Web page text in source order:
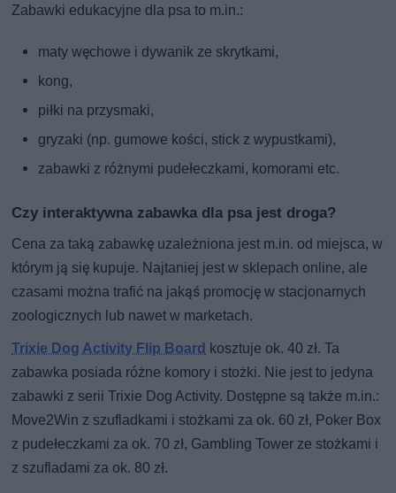
Zabawki edukacyjne dla psa to m.in.:
maty węchowe i dywanik ze skrytkami,
kong,
piłki na przysmaki,
gryzaki (np. gumowe kości, stick z wypustkami),
zabawki z różnymi pudełeczkami, komorami etc.
Czy interaktywna zabawka dla psa jest droga?
Cena za taką zabawkę uzależniona jest m.in. od miejsca, w
którym ją się kupuje. Najtaniej jest w sklepach online, ale
czasami można trafić na jakąś promocję w stacjonarnych
zoologicznych lub nawet w marketach.
Trixie Dog Activity Flip Board kosztuje ok. 40 zł. Ta
zabawka posiada różne komory i stożki. Nie jest to jedyna
zabawki z serii Trixie Dog Activity. Dostępne są także m.in.:
Move2Win z szufladkami i stożkami za ok. 60 zł, Poker Box
z pudełeczkami za ok. 70 zł, Gambling Tower ze stożkami i
z szufladami za ok. 80 zł.